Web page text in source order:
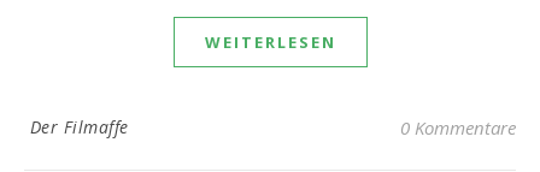
WEITERLESEN
Der Filmaffe 0 Kommentare